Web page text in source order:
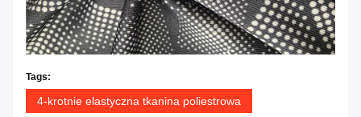
Tags:
4-krotnie elastyczna tkanina poliestrowa